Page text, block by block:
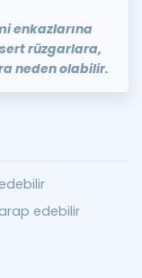
enkazlarına
rüzgarlara,
neden olabilir.
edebilir